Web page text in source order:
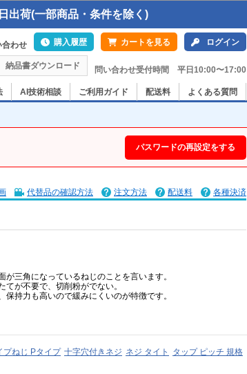
出荷(一部商品・条件を除く)
合わせ 購入履歴 カートを見る ログイン
納品書ダウンロード 問い合わせ受付時間 平日10:00〜17:00
AI技術相談 ご利用ガイド 配送料 よくある質問
パスワードの再設定をする
代替品の確認方法 注文方法 配送料 各種決済
三角になっているねじのことを言います。
が不要で、切削粉がでない。
持力も高いので緩みにくいのが特徴です。
プねじ Pタイプ 十字穴付きネジ ネジ タイト タップ ピッチ 規格